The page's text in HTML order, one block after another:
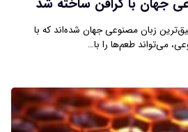
جهان با گرافن ساخته شد
زبان مصنوعی جهان شده‌اند که با
می‌تواند طعم‌ها را با…